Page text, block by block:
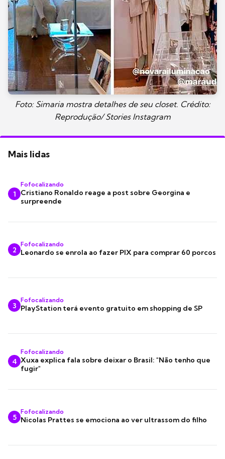
Foto: Simaria mostra detalhes de seu closet. Crédito:
Reprodução/ Stories Instagram
Mais lidas
1
Fofocalizando
Cristiano Ronaldo reage a post sobre Georgina e
surpreende
2
Fofocalizando
Leonardo se enrola ao fazer PIX para comprar 60 porcos
3
Fofocalizando
PlayStation terá evento gratuito em shopping de SP
4
Fofocalizando
Xuxa explica fala sobre deixar o Brasil: "Não tenho que
fugir"
5
Fofocalizando
Nicolas Prattes se emociona ao ver ultrassom do filho